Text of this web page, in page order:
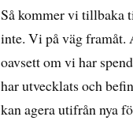
Så kommer vi tillbaka
inte. Vi på väg framåt.
oavsett om vi har
har utvecklats och
kan agera utifrån nya